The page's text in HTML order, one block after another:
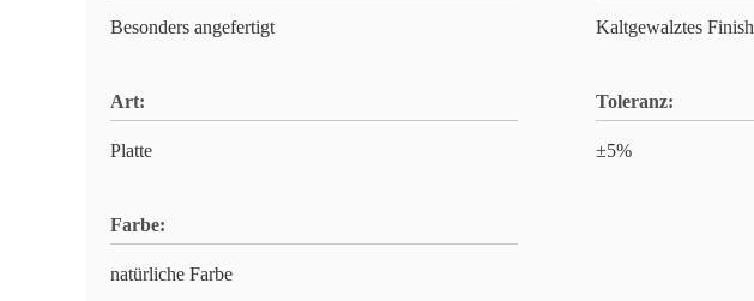
Besonders angefertigt Kaltgewalztes Finish
Art:
Platte
Toleranz:
±5%
Farbe:
natürliche Farbe